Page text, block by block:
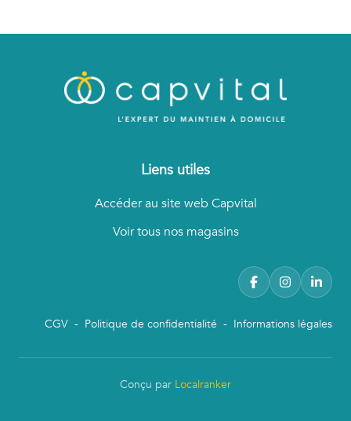
Liens utiles
Accéder au site web Capvital
Voir tous nos magasins
CGV - Politique de confidentialité - Informations légales
Conçu par Localranker